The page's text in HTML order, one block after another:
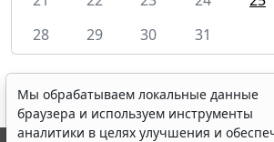
28
29 30 31
Мы обрабатываем локальные данные
браузера и используем инструменты
аналитики в целях улучшения и